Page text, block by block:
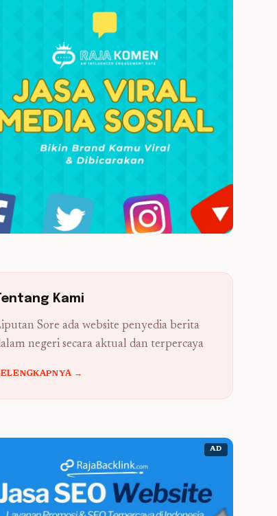
Kami
Sore ada website penyedia berita
negeri secara aktual dan terpercaya
→
AD